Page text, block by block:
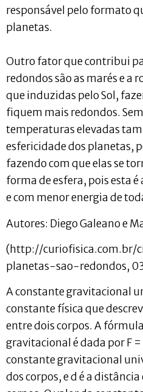
responsável pelo formato
planetas.
Outro fator que contribui
redondos são as marés e a
que induzidas pelo Sol,
fiquem mais redondos.
temperaturas elevadas
esfericidade dos planetas,
fazendo com que elas se
forma de esfera, pois esta
e com menor energia de
Autores: Diego Galeano e
(http://curiofisica.com.br/
planetas-sao-redondos,
A constante gravitacional
constante física que
entre dois corpos. A
gravitacional é dada por F =
constante gravitacional
dos corpos, e d é a